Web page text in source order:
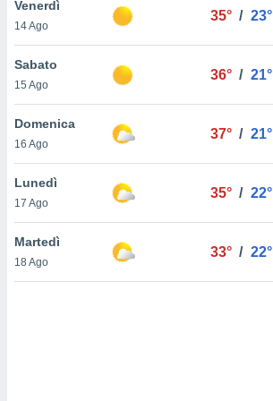
cookie
il tuo
in
a piè
web.
Venerdì
14 Ago
35° / 23°
Sabato
15 Ago
36° / 21°
Domenica
16 Ago
37° / 21°
Lunedì
17 Ago
35° / 22°
Martedì
18 Ago
33° / 22°